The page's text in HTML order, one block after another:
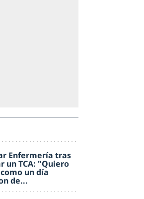
Enfermería tras
un TCA: "Quiero
un día
de...